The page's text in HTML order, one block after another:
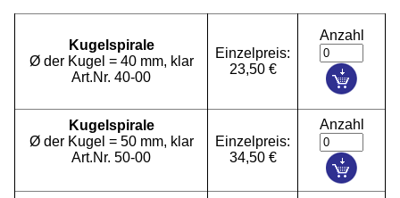
Kugelspirale
Ø der Kugel = 40 mm, klar
Art.Nr. 40-00
Einzelpreis:
23,50 €
Anzahl
Kugelspirale
Ø der Kugel = 50 mm, klar
Art.Nr. 50-00
Einzelpreis:
34,50 €
Anzahl